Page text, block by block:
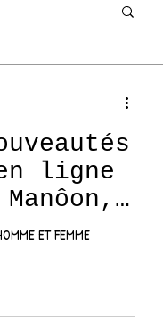
ligne
ET FEMME